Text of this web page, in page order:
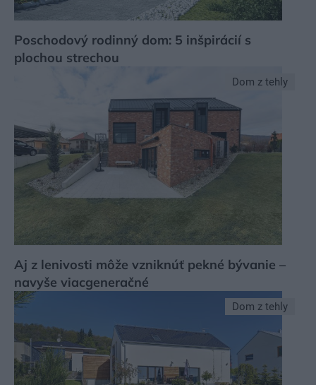
Poschodový rodinný dom: 5 inšpirácií s
plochou strechou
Dom z tehly
Aj z lenivosti môže vzniknúť pekné bývanie –
navyše viacgeneračné
Dom z tehly